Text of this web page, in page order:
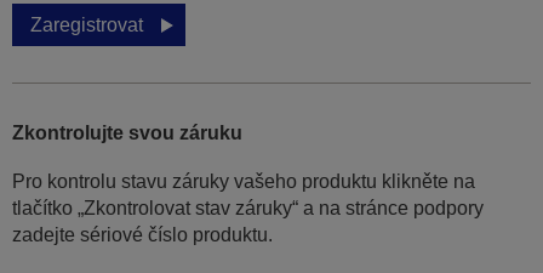
Zaregistrovat
Zkontrolujte svou záruku
Pro kontrolu stavu záruky vašeho produktu klikněte na
tlačítko „Zkontrolovat stav záruky“ a na stránce podpory
zadejte sériové číslo produktu.